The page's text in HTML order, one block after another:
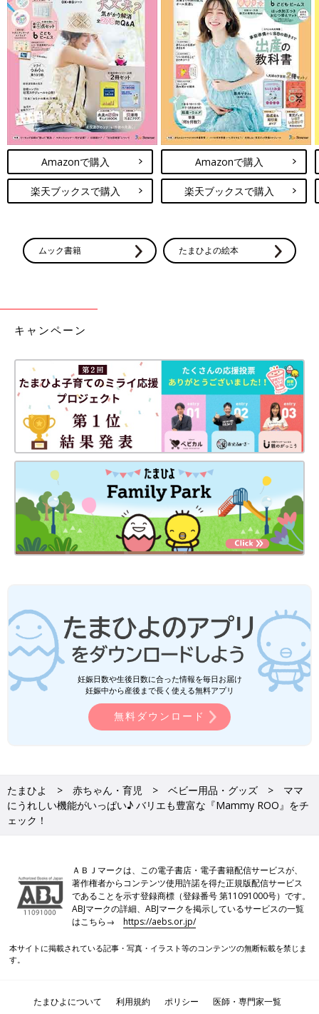
Amazonで購入
楽天ブックスで購入
Amazonで購入
楽天ブックスで購入
ムック書籍 たまひよの絵本
キャンペーン
妊娠日数や生後日数に合った情報を毎日お届け
妊娠中から産後まで長く使える無料アプリ
無料ダウンロード
たまひよ 赤ちゃん・育児 ベビー用品・グッズ
ママ
にうれしい機能がいっぱい♪ バリエも豊富な『Mammy ROO』をチ
ェック！
ＡＢＪマークは、この電子書店・電子書籍配信サービスが、
著作権者からコンテンツ使用許諾を得た正規版配信サービス
であることを示す登録商標（登録番号 第11091000号）です。
ABJマークの詳細、ABJマークを掲示しているサービスの一覧
はこちら→https://aebs.or.jp/
本サイトに掲載されている記事・写真・イラスト等のコンテンツの無断転載を禁じま
す。
たまひよについて 利用規約 ポリシー 医師・専門家一覧